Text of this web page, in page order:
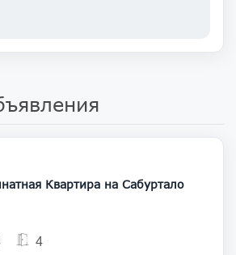
400 000
Продается 4 комнатная Квартира на Сабуртало
4